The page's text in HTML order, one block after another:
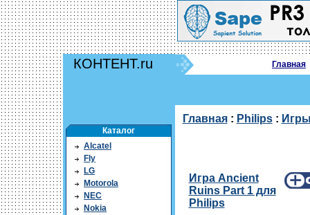
КОНТЕНТ.ru Главная
Каталог
Alcatel
Fly
LG
Motorola
NEC
Nokia
Главная: Philips:
Игра Ancient
Ruins Part 1 для
Philips